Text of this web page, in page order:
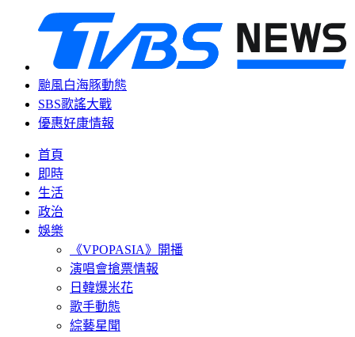
颱風白海豚動態
SBS歌謠大戰
優惠好康情報
首頁
即時
生活
政治
娛樂
《VPOPASIA》開播
演唱會搶票情報
日韓爆米花
歌手動態
綜藝星聞